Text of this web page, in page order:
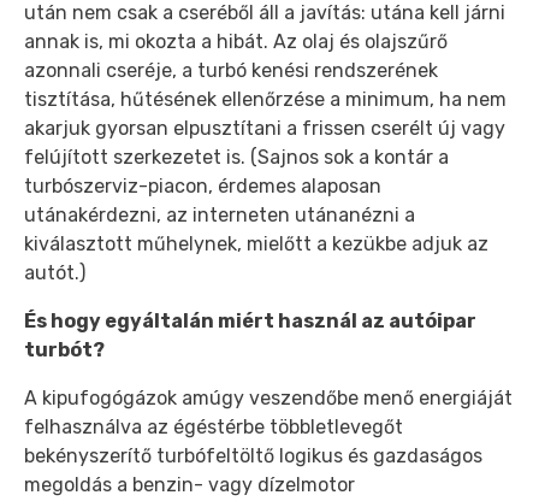
után nem csak a cseréből áll a javítás: utána kell járni
annak is, mi okozta a hibát. Az olaj és olajszűrő
azonnali cseréje, a turbó kenési rendszerének
tisztítása, hűtésének ellenőrzése a minimum, ha nem
akarjuk gyorsan elpusztítani a frissen cserélt új vagy
felújított szerkezetet is. (Sajnos sok a kontár a
turbószerviz-piacon, érdemes alaposan
utánakérdezni, az interneten utánanézni a
kiválasztott műhelynek, mielőtt a kezükbe adjuk az
autót.)
És hogy egyáltalán miért használ az autóipar
turbót?
A kipufogógázok amúgy veszendőbe menő energiáját
felhasználva az égéstérbe többletlevegőt
bekényszerítő turbófeltöltő logikus és gazdaságos
megoldás a benzin- vagy dízelmotor